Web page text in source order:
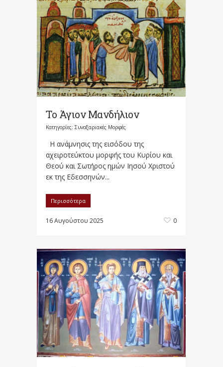
Το Άγιον Μανδήλιον
Κατηγορίες: Συναξαριακές Μορφές
H ανάμνησις της εισόδου της
αχειροτεύκτου μορφής του Kυρίου και
Θεού και Σωτήρος ημών Iησού Xριστού
εκ της Eδεσσηνών...
Περισσότερα
16 Αυγούστου 2025 0